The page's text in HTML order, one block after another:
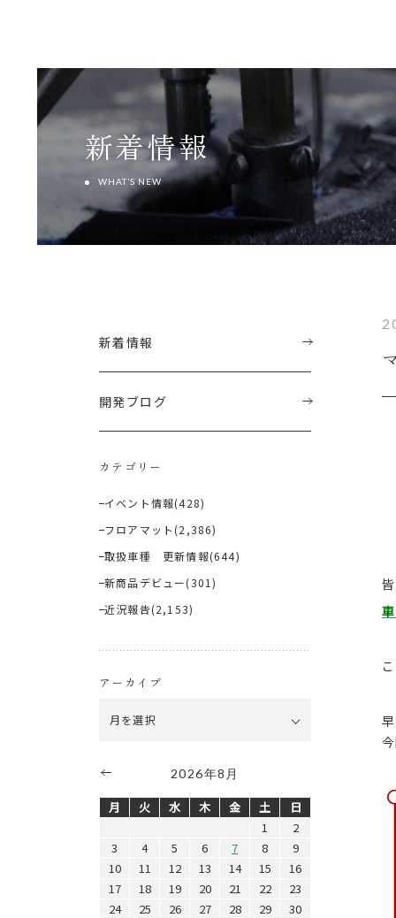
新着情報
WHAT’S NEW
新着情報
開発ブログ
カテゴリー
イベント情報(428)
フロアマット (2,386)
取扱車種 更新情報(644)
新商品デビュー(301)
近況報告(2,153)
アーカイブ
2026年8月
月 火 水 木 金 土
日
1
2
3
4 5 6 7 8
9
10
11 12 13 14 15
16
17
18 19 20 21 22
23
24
25 26 27 28 29
30